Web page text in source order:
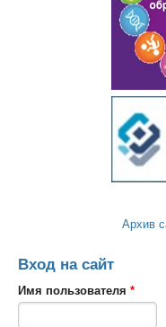
Архив
Вход на сайт
Имя пользователя *